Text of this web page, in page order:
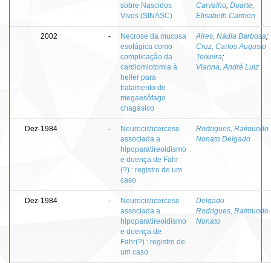
sobre Nascidos
Vivos (SINASC)
Carvalho; Duarte,
Elisabeth Carmen
2002 -
Necrose da mucosa
esofágica como
complicação da
cardiomiotomia à
heller para
tratamento de
megaesôfago
chagásico
Aires, Nádia Barbosa;
Cruz, Carlos Augusto
Teixeira;
Vianna, André Luiz
Dez-1984 -
Neurocisticercose
associada a
hipoparatireoidismo
e doença de Fahr
(?) : registro de um
caso
Rodrigues, Raimundo
Nonato Delgado
Dez-1984 -
Neurocisticercose
associada a
hipoparatireoidismo
e doença de
Fahr(?) : registro de
um caso
Delgado
Rodrigues, Raimundo
Nonato